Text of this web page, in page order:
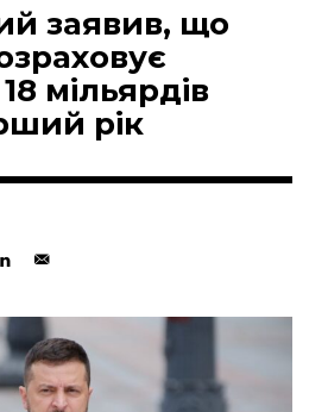
заявив, що
мільярдів
рік